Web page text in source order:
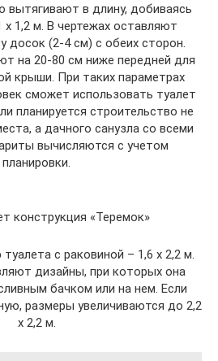
вытягивают в длину, добиваясь
x 1,2 м. В чертежах оставляют
досок (2-4 см) с обеих сторон.
на 20-80 см ниже передней для
крыши. При таких параметрах
сможет использовать туалет
планируется строительство не
а дачного санузла со всеми
вычисляются с учетом
планировки.
конструкция «Теремок»
с раковиной – 1,6 x 2,2 м.
дизайны, при которых она
бачком или на нем. Если
размеры увеличиваются до 2,2
x 2,2 м.